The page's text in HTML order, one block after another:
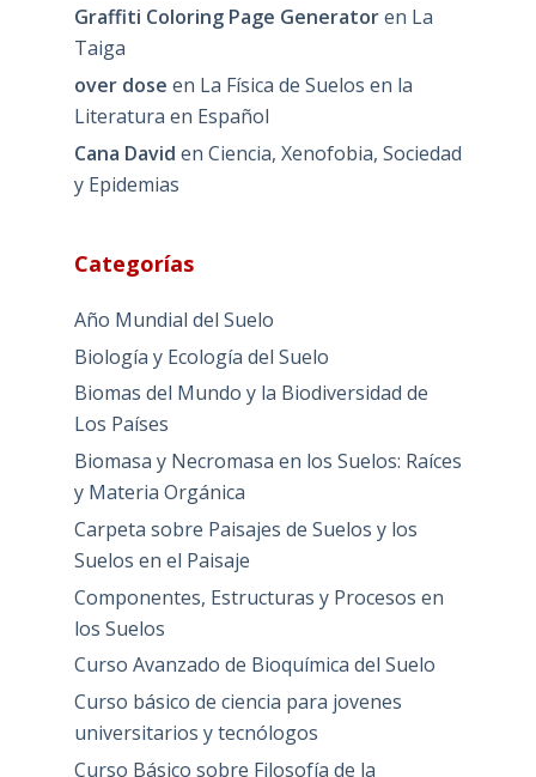
Graffiti Coloring Page Generatoren La
Taiga
over dose en La Física de Suelos en la
Literatura en Español
Cana David en Ciencia, Xenofobia, Sociedad
y Epidemias
Categorías
Año Mundial del Suelo
Biología y Ecología del Suelo
Biomas del Mundo y la Biodiversidad de
Los Países
Biomasa y Necromasa en los Suelos: Raíces
y Materia Orgánica
Carpeta sobre Paisajes de Suelos y los
Suelos en el Paisaje
Componentes, Estructuras y Procesos en
los Suelos
Curso Avanzado de Bioquímica del Suelo
Curso básico de ciencia para jovenes
universitarios y tecnólogos
Curso Básico sobre Filosofía de la